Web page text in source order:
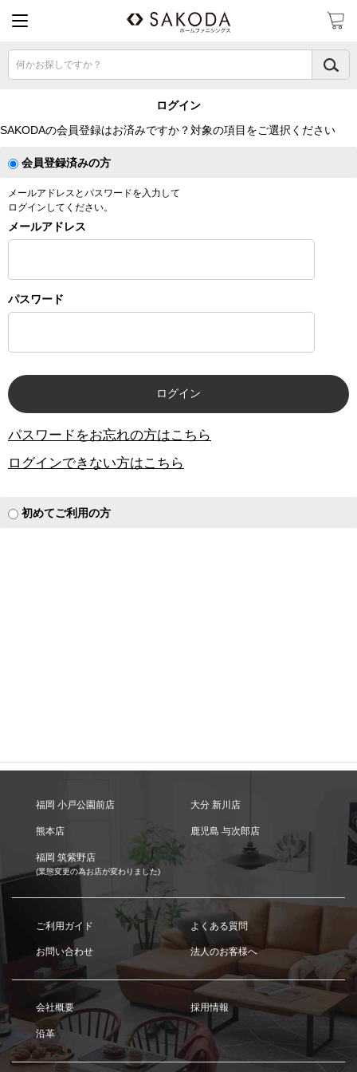
何かお探しですか？
ログイン
SAKODAの会員登録はお済みですか？対象の項目をご選択ください
会員登録済みの方
メールアドレスとパスワードを入力して
ログインしてください。
メールアドレス
パスワード
パスワードをお忘れの方はこちら
ログインできない方はこちら
初めてご利用の方
福岡 小戸公園前店 大分 新川店
熊本店 鹿児島 与次郎店
福岡 筑紫野店
(業態変更の為お店が変わりました)
ご利用ガイド よくある質問
お問い合わせ 法人のお客様へ
会社概要 採用情報
沿革